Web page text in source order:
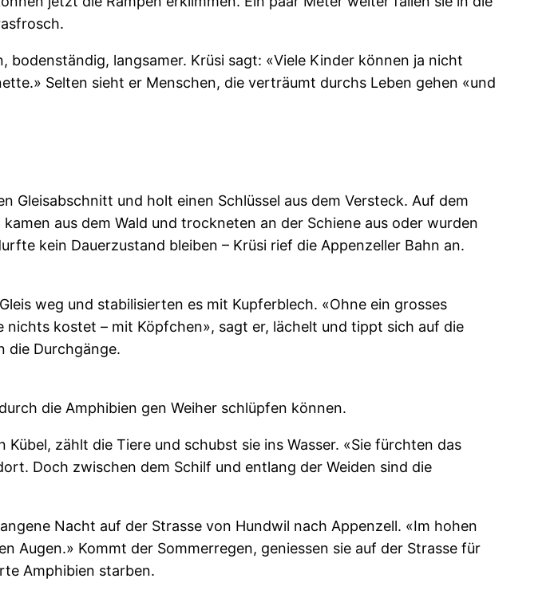
langsamer. Krüsi sagt: «Viele Kinder können ja nicht
Selten sieht er Menschen, die verträumt durchs Leben gehen «und
Gleisabschnitt und holt einen Schlüssel aus dem Versteck. Auf dem
aus dem Wald und trockneten an der Schiene aus oder wurden
kein Dauerzustand bleiben – Krüsi rief die Appenzeller Bahn an.
weg und stabilisierten es mit Kupferblech. «Ohne ein grosses
kostet – mit Köpfchen», sagt er, lächelt und tippt sich auf die
die Durchgänge.
die Amphibien gen Weiher schlüpfen können.
zählt die Tiere und schubst sie ins Wasser. «Sie fürchten das
Doch zwischen dem Schilf und entlang der Weiden sind die
Nacht auf der Strasse von Hundwil nach Appenzell. «Im hohen
Augen.» Kommt der Sommerregen, geniessen sie auf der Strasse für
Amphibien starben.